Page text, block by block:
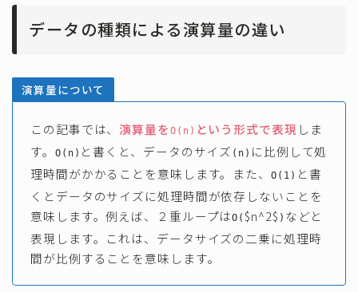
データの種類による演算量の違い
演算量について
この記事では、演算量を O(n) という形式で表現 しま
す。
O(n) と書くと、データのサイズ (n) に比例して処
理時間がかかることを意味します。また、O(1) と書
くとデータのサイズに処理時間が依存しないことを
意味します。例えば、２重ループはO($n^2$ ) などと
表現します。これは、データサイズの二乗に処理時
間が比例することを意味します。